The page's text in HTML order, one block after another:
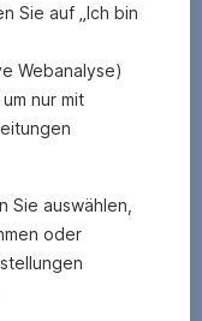
Sie auf „Ich bin
Webanalyse)
nur mit
Sie auswählen,
oder